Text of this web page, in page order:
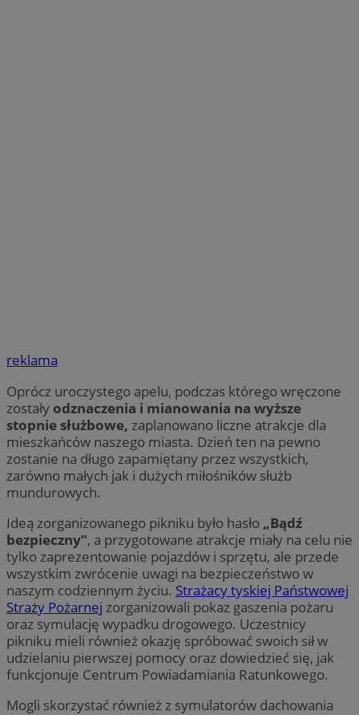
reklama
Oprócz uroczystego apelu, podczas którego wręczone
zostały odznaczenia i mianowania na wyższe
stopnie służbowe, zaplanowano liczne atrakcje dla
mieszkańców naszego miasta. Dzień ten na pewno
zostanie na długo zapamiętany przez wszystkich,
zarówno małych jak i dużych miłośników służb
mundurowych.
Ideą zorganizowanego pikniku było hasło „Bądź
bezpieczny”, a przygotowane atrakcje miały na celu nie
tylko zaprezentowanie pojazdów i sprzętu, ale przede
wszystkim zwrócenie uwagi na bezpieczeństwo w
naszym codziennym życiu. Strażacy tyskiej Państwowej
Straży Pożarnej zorganizowali pokaz gaszenia pożaru
oraz symulację wypadku drogowego. Uczestnicy
pikniku mieli również okazję spróbować swoich sił w
udzielaniu pierwszej pomocy oraz dowiedzieć się, jak
funkcjonuje Centrum Powiadamiania Ratunkowego.
Mogli skorzystać również z symulatorów dachowania